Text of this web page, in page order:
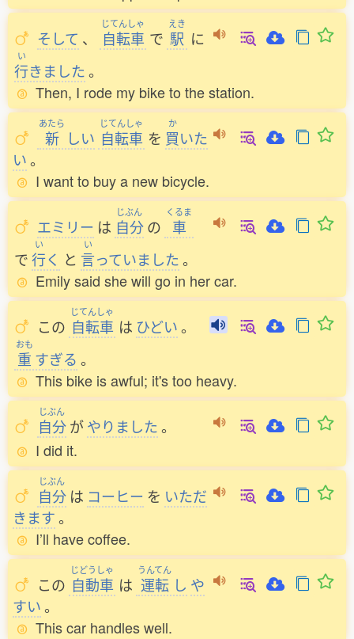
そして 、
じてんしゃ
自転車 で
えき
駅 に
い
行きました。
Then, I rode my bike to the station.
あたら
新 しい
じてんしゃ
自転車 を
か
買いた
い。
I want to buy a new bicycle.
エミリー は
じぶん
自分 の
くるま
車
で
い
行く と
い
言っていました。
Emily said she will go in her car.
この
じてんしゃ
自転車 は ひどい。
おも
重 すぎる 。
This bike is awful; it's too heavy.
じぶん
自分 がやりました。
I did it.
じぶん
自分 は コーヒー を いただ
きます。
I’ll have coffee.
この
じどうしゃ
自動車 は
うんてん
運転 し や
すい。
This car handles well.